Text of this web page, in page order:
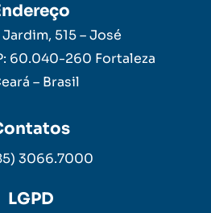
515 – José
60.040-260 Fortaleza
– Brasil
3066.7000
LGPD